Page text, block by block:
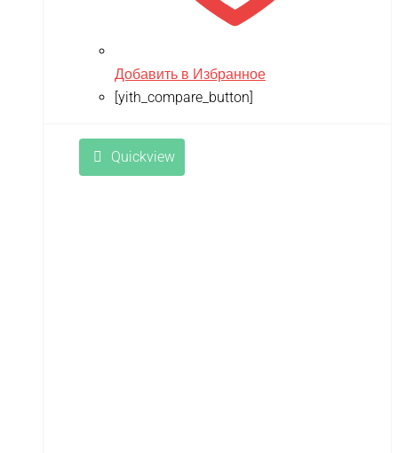
Добавить в Избранное
[yith_compare_button]
Quickview